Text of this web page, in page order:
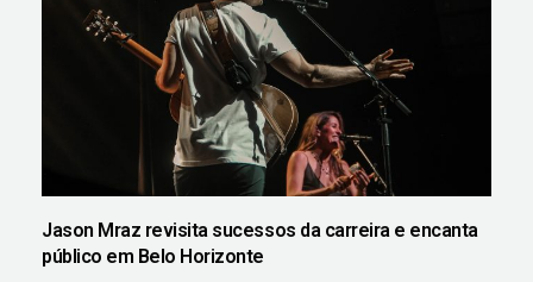
Jason Mraz revisita sucessos da carreira e encanta
público em Belo Horizonte